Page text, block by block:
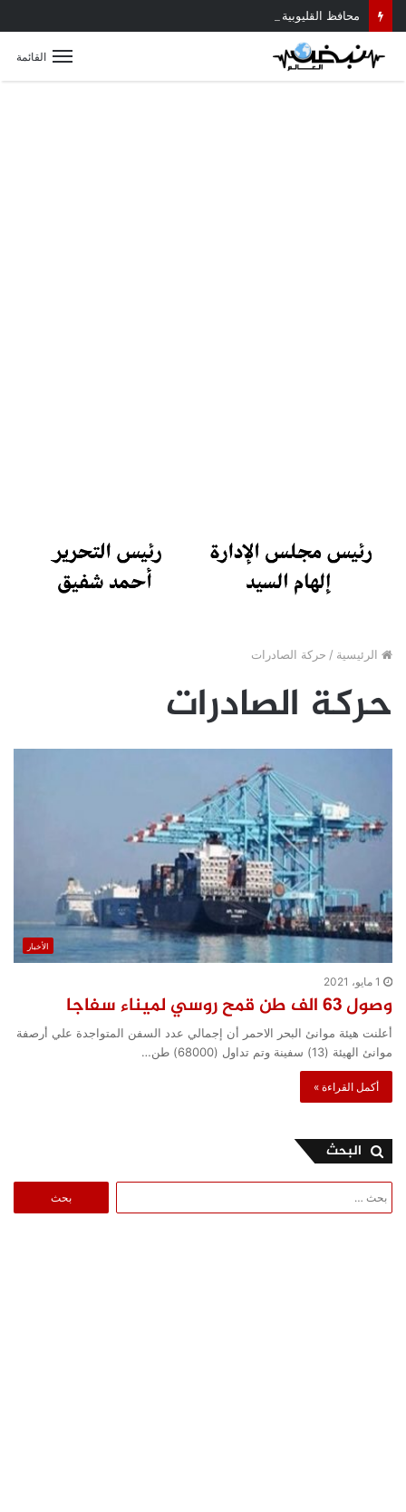
القائمة
الرئيسية / حركة الصادرات
حركة الصادرات
الأخبار
1 مايو، 2021
وصول 63 الف طن قمح روسي لميناء سفاجا
أعلنت هيئة موانئ البحر الاحمر أن إجمالي عدد السفن المتواجدة علي أرصفة
موانئ الهيئة (13) سفينة وتم تداول (68000) طن…
أكمل القراءة »
البحث
عن: